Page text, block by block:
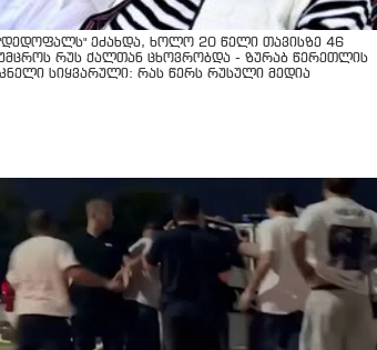
ეძახდა, ხოლო 20 წელი თავისზე 46
რუს ქალთან ცხოვრობდა - ზურაბ წერეთლის
სიყვარული: რას წერს რუსული მედია